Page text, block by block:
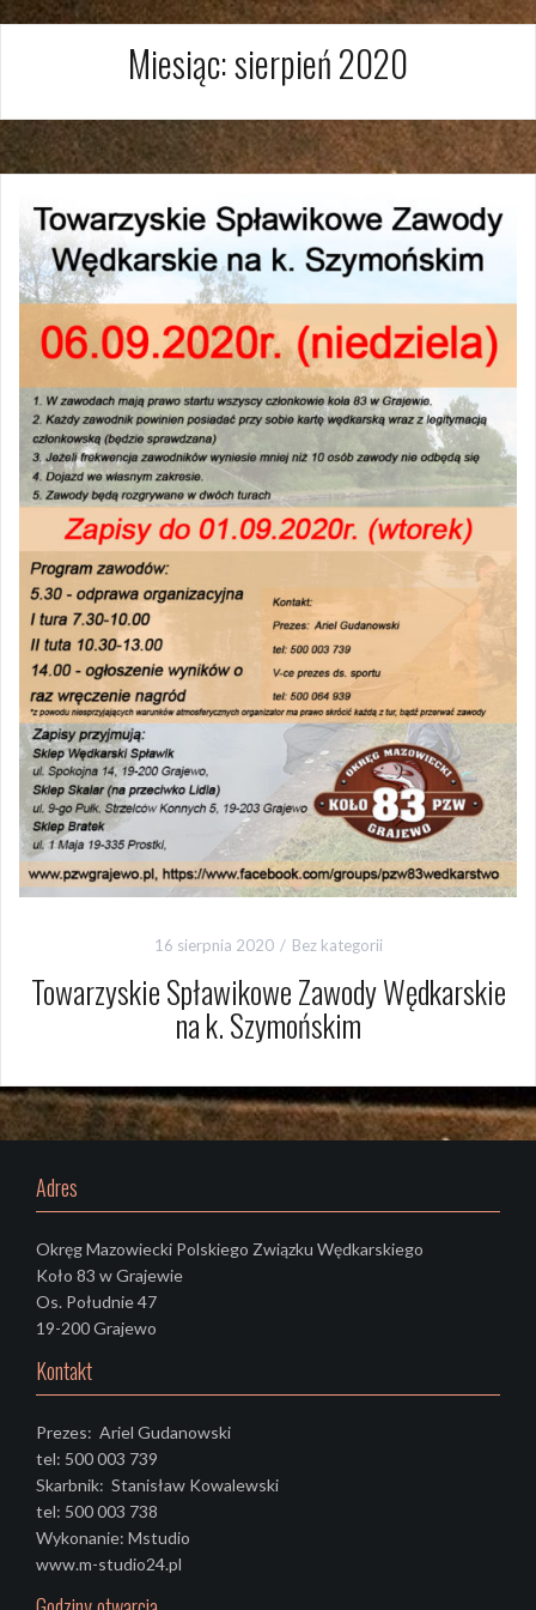
Miesiąc:sierpień 2020
16 sierpnia 2020 Bez kategorii
Towarzyskie Spławikowe Zawody Wędkarskie
na k. Szymońskim
Adres
Okręg Mazowiecki Polskiego Związku Wędkarskiego
Koło 83 w Grajewie
Os. Południe 47
19-200 Grajewo
Kontakt
Prezes: Ariel Gudanowski
tel: 500 003 739
Skarbnik: Stanisław Kowalewski
tel: 500 003 738
Wykonanie: Mstudio
www.m-studio24.pl